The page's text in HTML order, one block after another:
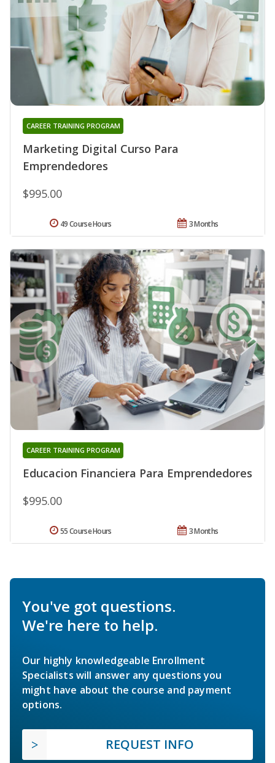
Marketing Digital Curso Para
Emprendedores
CAREER TRAINING PROGRAM
$995.00
3 Months
49 Course Hours
Educacion Financiera Para Emprendedores
CAREER TRAINING PROGRAM
$995.00
3 Months
55 Course Hours
You've got questions.
We're here to help.
Our highly knowledgeable Enrollment
Specialists will answer any questions you
might have about the course and payment
options.
REQUEST INFO